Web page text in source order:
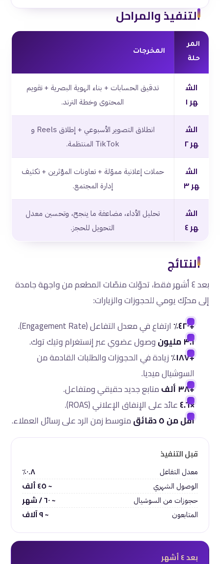
التنفيذ والمراحل
المر
حلة
المخرجات
الش
هر ١
تدقيق الحسابات + بناء الهوية البصرية + تقويم
المحتوى وخطة الترند.
الش
هر ٢
انطلاق التصوير الأسبوعي + إطلاق Reels و
TikTok المنتظمة.
الش
هر ٣
حملات إعلانية مموّلة + تعاونات المؤثرين + تكثيف
إدارة المجتمع.
الش
هر ٤
تحليل الأداء، مضاعفة ما ينجح، وتحسين معدل
التحويل للحجز.
النتائج
بعد ٤ أشهر فقط، تحوّلت منصّات المطعم من واجهة جامدة
إلى محرّك يومي للحجوزات والزيارات:
+٤٢٠٪
ارتفاع في معدل التفاعل (Engagement Rate).
٣.١ مليون
وصول عضوي عبر إنستغرام وتيك توك.
+١٨٧٪
زيادة في الحجوزات والطلبات القادمة من
السوشيال ميديا.
+٣٨ ألف
متابع جديد حقيقي ومتفاعل.
×٤.٦
عائد على الإنفاق الإعلاني (ROAS).
أقل من ٥ دقائق
متوسط زمن الرد على رسائل العملاء.
قبل التنفيذ
معدل التفاعل ٠.٨٪
الوصول الشهري ~ ٤٥ ألف
حجوزات من السوشيال ~ ٦٠ / شهر
المتابعون ~ ٩ آلاف
بعد ٤ أشهر